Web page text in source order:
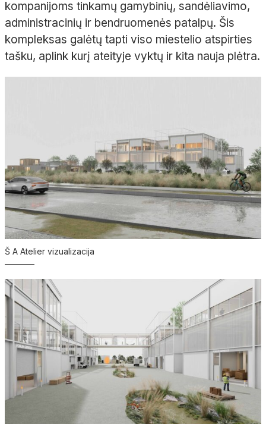
kompanijoms tinkamų gamybinių, sandėliavimo,
administracinių ir bendruomenės patalpų. Šis
kompleksas galėtų tapti viso miestelio atspirties
tašku, aplink kurį ateityje vyktų ir kita nauja plėtra.
Š A Atelier vizualizacija